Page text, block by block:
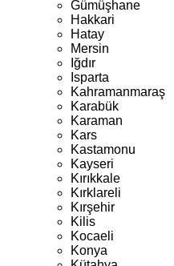
Gümüşhane
Hakkari
Hatay
Mersin
Iğdır
Isparta
Kahramanmaraş
Karabük
Karaman
Kars
Kastamonu
Kayseri
Kırıkkale
Kırklareli
Kırşehir
Kilis
Kocaeli
Konya